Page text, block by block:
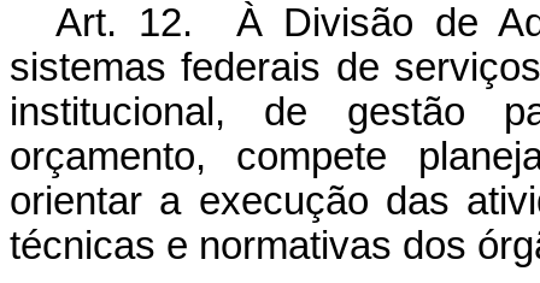
Art. 12. À Divisão de
sistemas federais de
institucional, de gestão
orçamento, compete
orientar a execução das
técnicas e normativas dos